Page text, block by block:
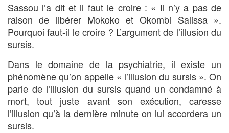
Sassou l’a dit et il faut le croire : « Il n’y a pas de
raison de libérer Mokoko et Okombi Salissa ».
Pourquoi faut-il le croire ? L’argument de l’illusion du
sursis.
Dans le domaine de la psychiatrie, il existe un
phénomène qu’on appelle « l’illusion du sursis ». On
parle de l’illusion du sursis quand un condamné à
mort, tout juste avant son exécution, caresse
l’illusion qu’à la dernière minute on lui accordera un
sursis.